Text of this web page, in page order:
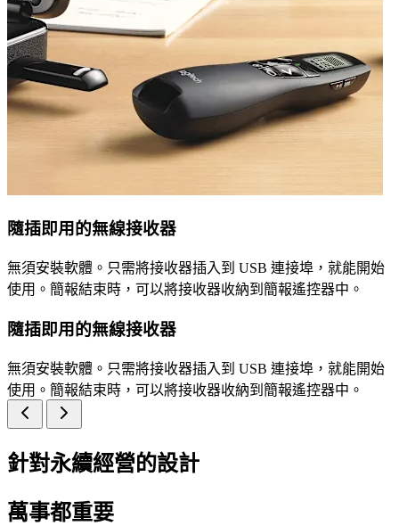
隨插即用的無線接收器
無須安裝軟體。只需將接收器插入到 USB 連接埠，就能開始
使用。簡報結束時，可以將接收器收納到簡報遙控器中。
隨插即用的無線接收器
無須安裝軟體。只需將接收器插入到 USB 連接埠，就能開始
使用。簡報結束時，可以將接收器收納到簡報遙控器中。
針對永續經營的設計
萬事都重要